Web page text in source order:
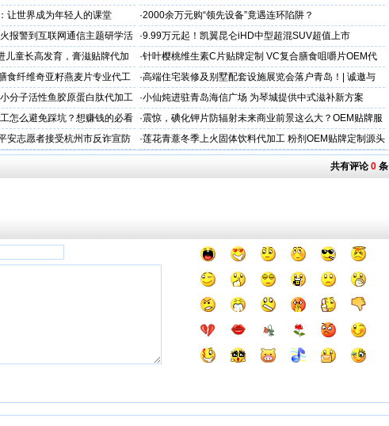
让世界成为年轻人的课堂 ·2000余万元购“领先设备”竟遇连环陷阱？
报警到互联网通信主题研学活
·9.99万元起！凯翼昆仑iHD中型超混SUV超值上市
儿童长高发育，膏滋贴牌代加
·针叶樱桃维生素C片贴牌定制 VC复合膳食咀嚼片OEM代
加工
食纤维奇亚籽燕麦片专业代工
·高端住宅装修及别墅配套设施展览会落户青岛！| 诚邀与
会，共谋商机
分子活性鱼胶原蛋白肽代加工 ·小仙炖进驻青岛海信广场 为琴城提供中式滋补新方案
怎么避免踩坑？想赚钱的必看 ·震惊，碘化钾片防辐射未来商业前景这么大？OEM贴牌服
务商
安志愿者接受杭州市反诈宣防
·莲花青薏冬季上火固体饮料代加工 粉剂OEM贴牌定制源头
工厂
共有评论0 条